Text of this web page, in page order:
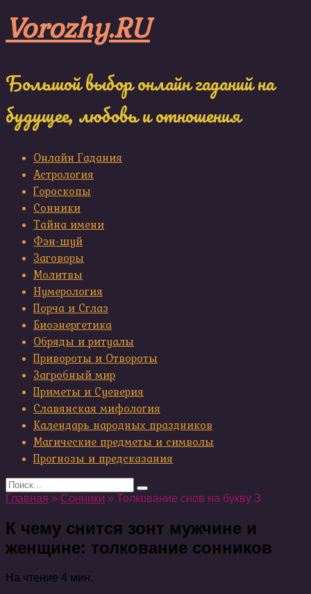
to
content
Vorozhy.RU
Большой выбор онлайн гаданий на
будущее, любовь и отношения
Онлайн Гадания
Астрология
Гороскопы
Сонники
Тайна имени
Фэн-шуй
Заговоры
Молитвы
Нумерология
Порча и Сглаз
Биоэнергетика
Обряды и ритуалы
Привороты и Отвороты
Загробный мир
Приметы и Суеверия
Славянская мифология
Календарь народных праздников
Магические предметы и символы
Прогнозы и предсказания
Search
for:
Главная » Сонники » Толкование снов на букву З
К чему снится зонт мужчине и
женщине: толкование сонников
На чтение 4 мин.